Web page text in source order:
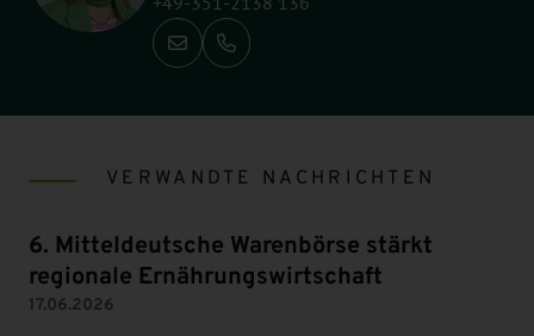
Anrufen: +49-351-2138 136
VERWANDTE NACHRICHTEN
6. Mitteldeutsche Warenbörse stärkt
regionale Ernährungswirtschaft
17.06.2026